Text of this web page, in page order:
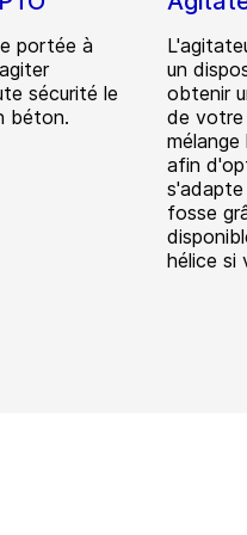
portée à
sécurité le
béton.
un
obtenir
de
mélange
afin
fosse
hélice si